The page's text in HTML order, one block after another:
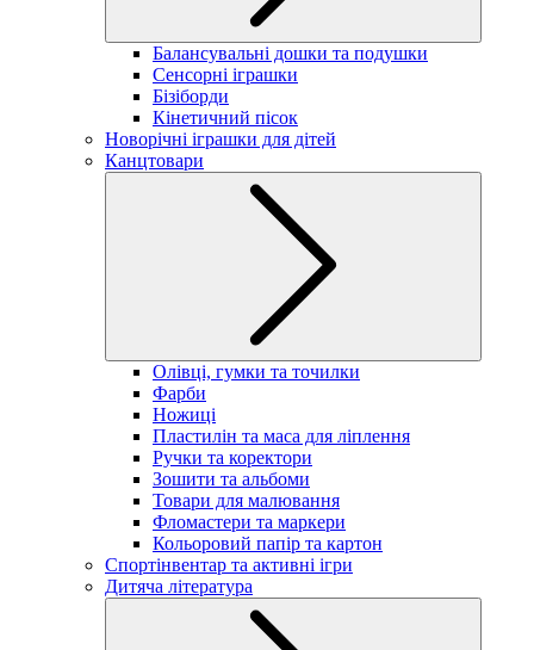
Балансувальні дошки та подушки
Сенсорні іграшки
Бізіборди
Кінетичний пісок
Новорічні іграшки для дітей
Канцтовари
Олівці, гумки та точилки
Фарби
Ножиці
Пластилін та маса для ліплення
Ручки та коректори
Зошити та альбоми
Товари для малювання
Фломастери та маркери
Кольоровий папір та картон
Спортінвентар та активні ігри
Дитяча література